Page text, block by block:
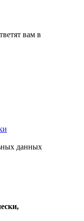
вам в
данных